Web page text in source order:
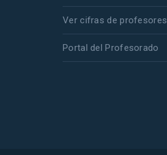
Ver cifras de profesores
Portal del Profesorado